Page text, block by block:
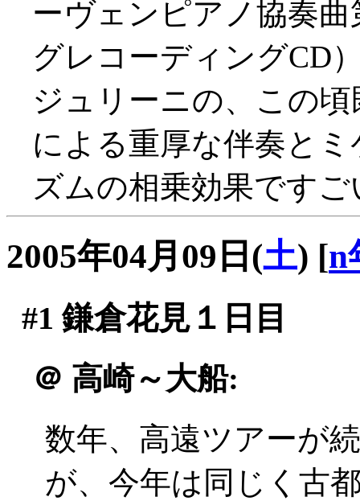
ーヴェンピアノ協奏
グレコーディングCD
ジュリーニの、この
による重厚な伴奏と
ズムの相乗効果です
2005年04月09日(土) [n
#1 鎌倉花見１日目
＠ 高崎～大船:
数年、高遠ツアーが
が、今年は同じく古